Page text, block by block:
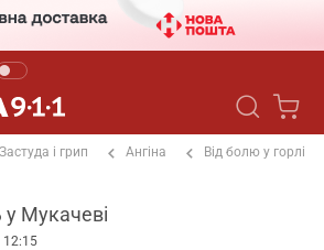
Застуда і грип Ангіна Від болю у горлі
у Мукачеві
12:15